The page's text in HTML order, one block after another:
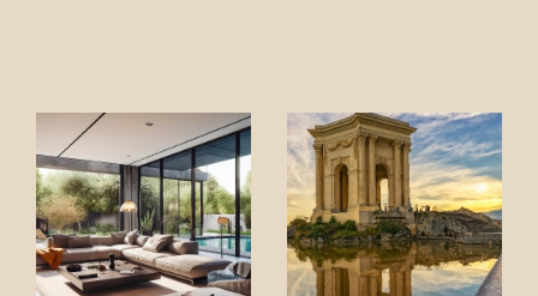
Vous souhaitezacheter ou vendre un bien
immobilier à Montpellier? Chez Fratel Immo, nous
mettons toute notre expertise dumarché
montpelliérainà votre service. Quartiers prisés,